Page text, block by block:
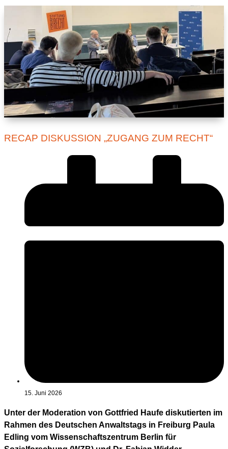
RECAP DISKUSSION „ZUGANG ZUM RECHT“
15. Juni 2026
Unter der Moderation von Gottfried Haufe diskutierten im
Rahmen des Deutschen Anwaltstags in Freiburg Paula
Edling vom Wissenschaftszentrum Berlin für